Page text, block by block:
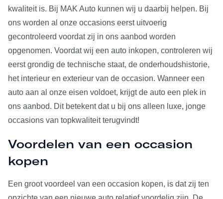
kwaliteit is. Bij MAK Auto kunnen wij u daarbij helpen. Bij
ons worden al onze occasions eerst uitvoerig
gecontroleerd voordat zij in ons aanbod worden
opgenomen. Voordat wij een auto inkopen, controleren wij
eerst grondig de technische staat, de onderhoudshistorie,
het interieur en exterieur van de occasion. Wanneer een
auto aan al onze eisen voldoet, krijgt de auto een plek in
ons aanbod. Dit betekent dat u bij ons alleen luxe, jonge
occasions van topkwaliteit terugvindt!
Voordelen van een occasion
kopen
Een groot voordeel van een occasion kopen, is dat zij ten